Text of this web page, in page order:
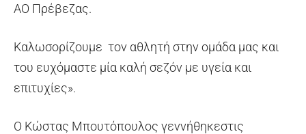
ΑΟ Πρέβεζας.
Καλωσορίζουμε τον αθλητή στην ομάδα μας και
του ευχόμαστε μία καλή σεζόν με υγεία και
επιτυχίες».
Ο Κώστας Μπουτόπουλος γεννήθηκεστις